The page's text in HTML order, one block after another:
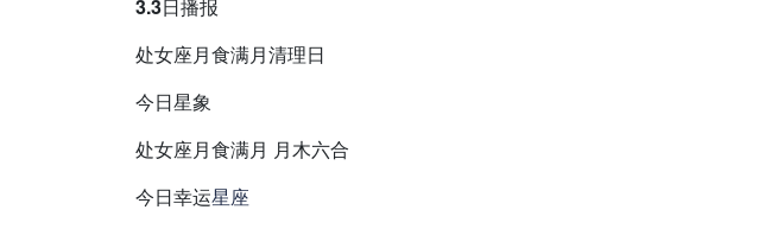
3.3日播报
处女座月食满月清理日
今日星象
处女座月食满月 月木六合
今日幸运星座